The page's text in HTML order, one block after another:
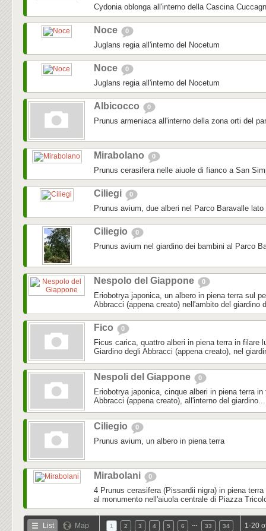
Cydonia oblonga all'interno della Cascina
Noce 0
Juglans regia all'interno del Nocetum
Noce 0
Juglans regia all'interno del Nocetum
Albicocco 0
Prunus armeniaca all'interno della zona orti del
Mirabolano 0
Prunus cerasifera nelle aiuole di fianco a San
Ciliegi 0
Prunus avium, due alberi nel Parco Baravalle
Ciliegio 0
Prunus avium nel giardino dei bambini al Parco
Nespolo del Giappone 0
Eriobotrya japonica, un albero in piena terra sul
Abbracci (appena creato) nell'ambito del giardino
Fico 0
Ficus carica, quattro alberi in piena terra in filare
Giardino degli Abbracci (appena creato), nel
Nespoli del Giappone 0
Eriobotrya japonica, cinque alberi in piena terra
Abbracci (appena creato), all'interno del giardino...
Ciliegio 0
Prunus avium, un albero in piena terra
Mirabolani 0
4 Prunus cerasifera (Pissardii nigra) in piena
al monumento nell'aiuola centrale di Piazza
List Map 1 2 3 4 5 6 33 34 1-20